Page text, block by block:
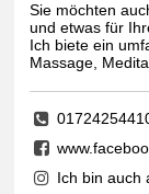
Sie möchten
und etwas für
Ich biete ein
Massage,
Ich bin auch